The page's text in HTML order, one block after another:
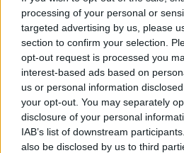
processing of your personal or
targeted advertising by us, please
section to confirm your selection.
opt-out request is processed you
interest-based ads based on
us or personal information
your opt-out. You may separately
disclosure of your personal
IAB’s list of downstream
also be disclosed by us to third